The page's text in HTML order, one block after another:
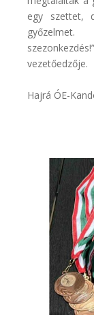
egy szettet,
vezetőedzője.
Hajrá ÓE-